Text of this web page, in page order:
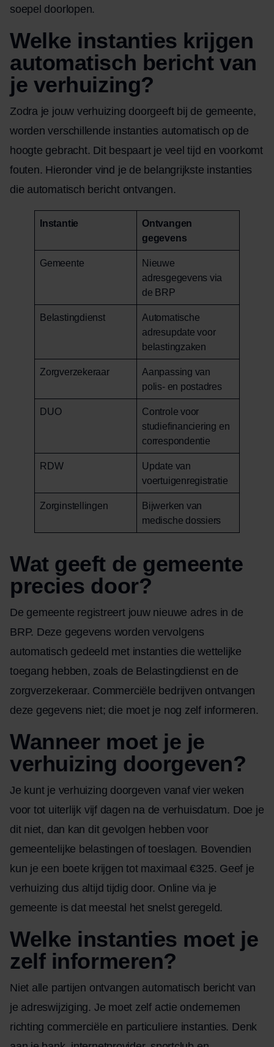
soepel doorlopen.
Welke instanties krijgen
automatisch bericht van
je verhuizing?
Zodra je jouw verhuizing doorgeeft bij de gemeente,
worden verschillende instanties automatisch op de
hoogte gebracht. Dit bespaart je veel tijd en voorkomt
fouten. Hieronder vind je de belangrijkste instanties
die automatisch bericht ontvangen.
Instantie
Ontvangen
gegevens
Gemeente
Nieuwe
adresgegevens via
de BRP
Belastingdienst
Automatische
adresupdate voor
belastingzaken
Zorgverzekeraar
Aanpassing van
polis- en postadres
DUO
Controle voor
studiefinanciering en
correspondentie
RDW
Update van
voertuigenregistratie
Zorginstellingen
Bijwerken van
medische dossiers
Wat geeft de gemeente
precies door?
De gemeente registreert jouw nieuwe adres in de
BRP. Deze gegevens worden vervolgens
automatisch gedeeld met instanties die wettelijke
toegang hebben, zoals de Belastingdienst en de
zorgverzekeraar. Commerciële bedrijven ontvangen
deze gegevens niet; die moet je nog zelf informeren.
Wanneer moet je je
verhuizing doorgeven?
Je kunt je verhuizing doorgeven vanaf vier weken
voor tot uiterlijk vijf dagen na de verhuisdatum. Doe je
dit niet, dan kan dit gevolgen hebben voor
gemeentelijke belastingen of toeslagen. Bovendien
kun je een boete krijgen tot maximaal €325. Geef je
verhuizing dus altijd tijdig door. Online via je
gemeente is dat meestal het snelst geregeld.
Welke instanties moet je
zelf informeren?
Niet alle partijen ontvangen automatisch bericht van
je adreswijziging. Je moet zelf actie ondernemen
richting commerciële en particuliere instanties. Denk